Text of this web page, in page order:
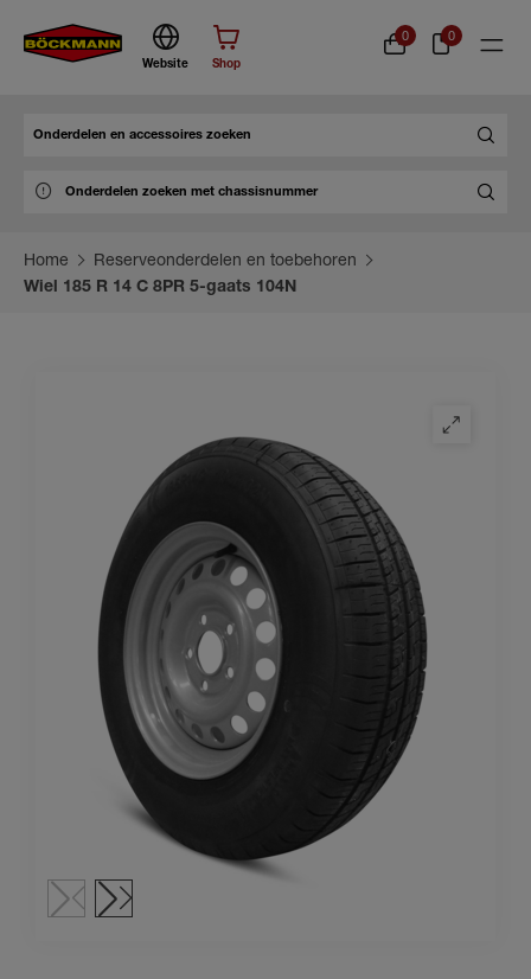
Website Shop
0 0
Home
Reserveonderdelen en toebehoren
Wiel 185 R 14 C 8PR 5-gaats 104N